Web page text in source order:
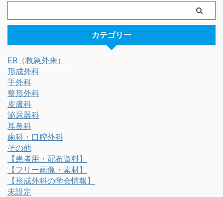
カテゴリー
ER（救急外来）
形成外科
手外科
整形外科
皮膚科
泌尿器科
耳鼻科
歯科・口腔外科
その他
【患者用・配布資料】
【フリー画像・素材】
【形成外科の学会情報】
未設定